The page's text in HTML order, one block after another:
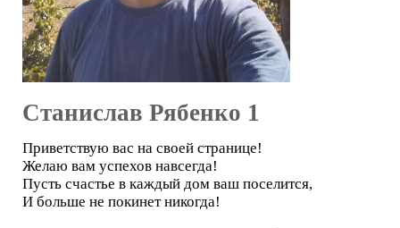
Станислав Рябенко 1
Приветствую вас на своей странице!
Желаю вам успехов навсегда!
Пусть счастье в каждый дом ваш поселится,
И больше не покинет никогда!